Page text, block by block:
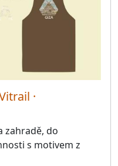
·
zahradě, do
s motivem z